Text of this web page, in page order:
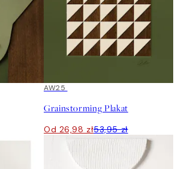
50%*
AW25
Grainstorming Plakat
Od 26,98 zł53,95 zł